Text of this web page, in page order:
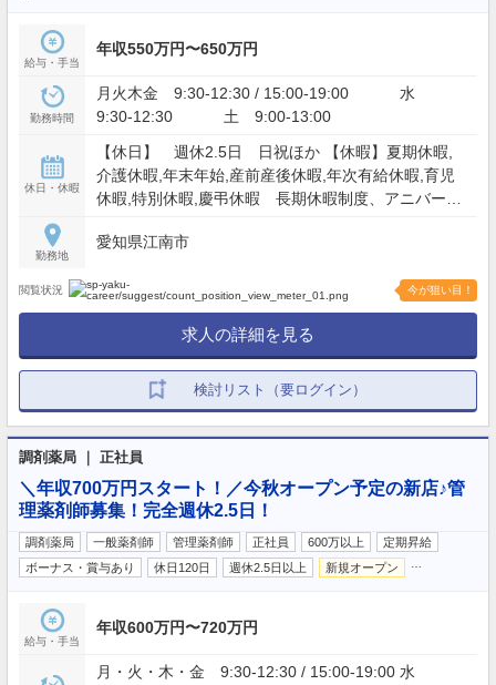
給与・手当
年収550万円〜650万円
勤務時間
月火木金 9:30-12:30 / 15:00-19:00 水
9:30-12:30 土 9:00-13:00
休日・休暇
【休日】 週休2.5日 日祝ほか 【休暇】夏期休暇,
介護休暇,年末年始,産前産後休暇,年次有給休暇,育児
休暇,特別休暇,慶弔休暇 長期休暇制度、アニバーサ
勤務地
愛知県江南市
閲覧状況 今が狙い目！
求人の詳細を見る
検討リスト（要ログイン）
調剤薬局 ｜ 正社員
＼年収700万円スタート！／今秋オープン予定の新店♪管
理薬剤師募集！完全週休2.5日！
調剤薬局 一般薬剤師 管理薬剤師 正社員 600万以上
定期昇給
ボーナス・賞与あり
休日120日 週休2.5日以上 新規オープン
給与・手当
年収600万円〜720万円
月・火・木・金 9:30-12:30 / 15:00-19:00 水